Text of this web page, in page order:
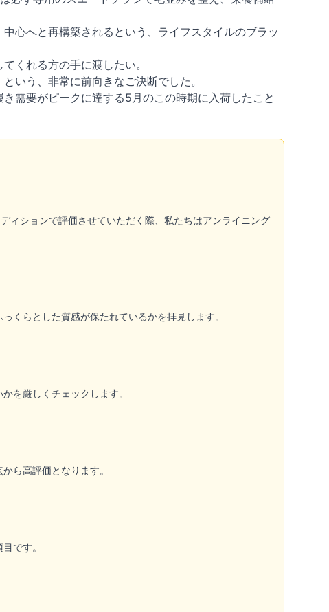
心へと再構築されるという、ライフスタイルのブラッ
くれる方の手に渡したい。
いう、非常に前向きなご決断でした。
需要がピークに達する5月のこの時期に入荷したこと
ィションで評価させていただく際、私たちはアンライニング
くらとした質感が保たれているかを拝見します。
を厳しくチェックします。
ら高評価となります。
です。